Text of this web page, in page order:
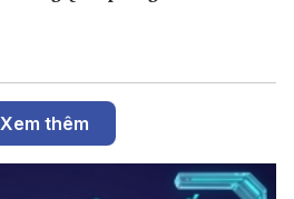
Xem thêm